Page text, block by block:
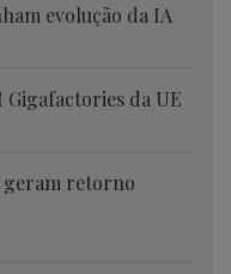
evolução da IA
da UE
geram retorno